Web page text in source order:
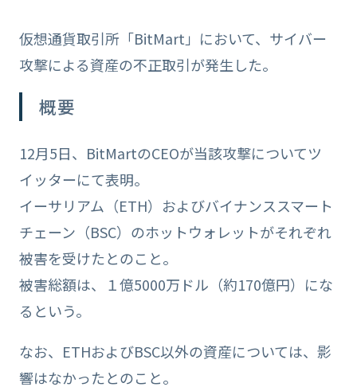
仮想通貨取引所「BitMart」において、サイバー
攻撃による資産の不正取引が発生した。
概要
12月5日、BitMartのCEOが当該攻撃についてツ
イッターにて表明。
イーサリアム（ETH）およびバイナンススマート
チェーン（BSC）のホットウォレットがそれぞれ
被害を受けたとのこと。
被害総額は、１億5000万ドル（約170億円）にな
るという。
なお、ETHおよびBSC以外の資産については、影
響はなかったとのこと。